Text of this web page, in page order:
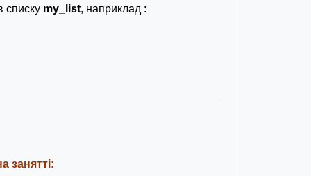
списку my_list, наприклад :
занятті: